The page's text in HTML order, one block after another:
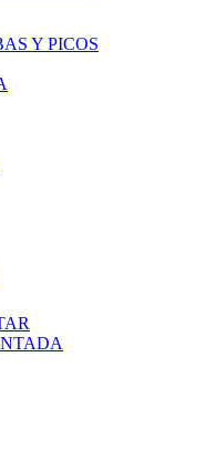
Y PICOS